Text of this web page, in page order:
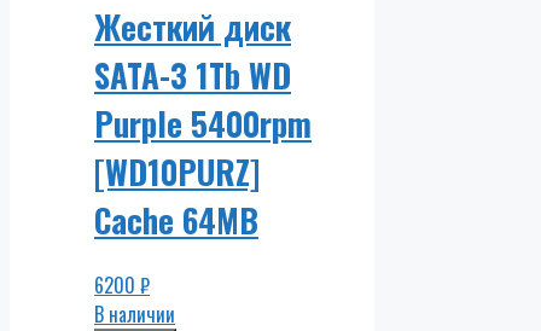
Жесткий диск
SATA-3 1Tb WD
Purple 5400rpm
[WD10PURZ]
Cache 64MB
6200 ₽
В наличии